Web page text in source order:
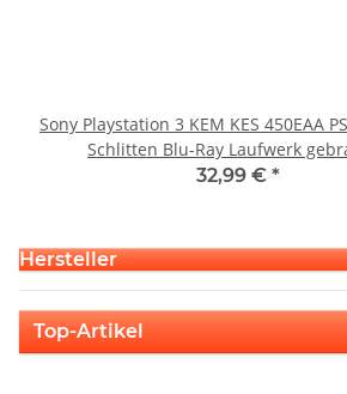
Sony Playstation 3 KEM KES 450EAA
Schlitten Blu-Ray Laufwerk
32,99 € *
Hersteller
Top-Artikel